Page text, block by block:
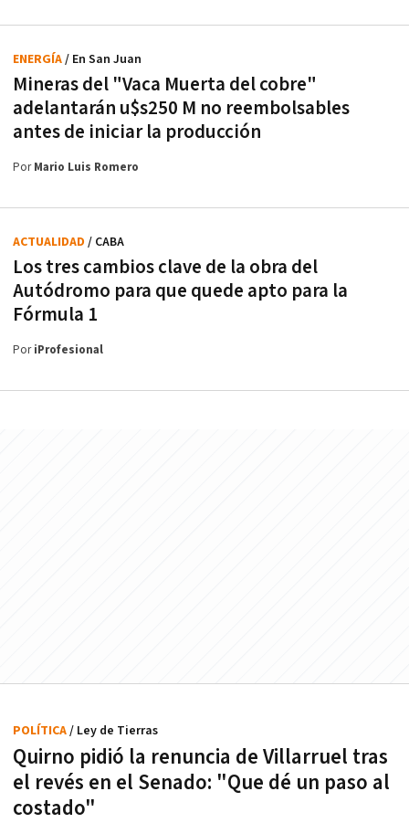
Mineras del "Vaca Muerta del cobre"
adelantarán u$s250 M no reembolsables
antes de iniciar la producción
ENERGÍA/ En San Juan
PorMario Luis Romero
Los tres cambios clave de la obra del
Autódromo para que quede apto para la
Fórmula 1
ACTUALIDAD / CABA
PoriProfesional
Quirno pidió la renuncia de Villarruel tras
el revés en el Senado: "Que dé un paso al
costado"
POLÍTICA/ Ley de Tierras